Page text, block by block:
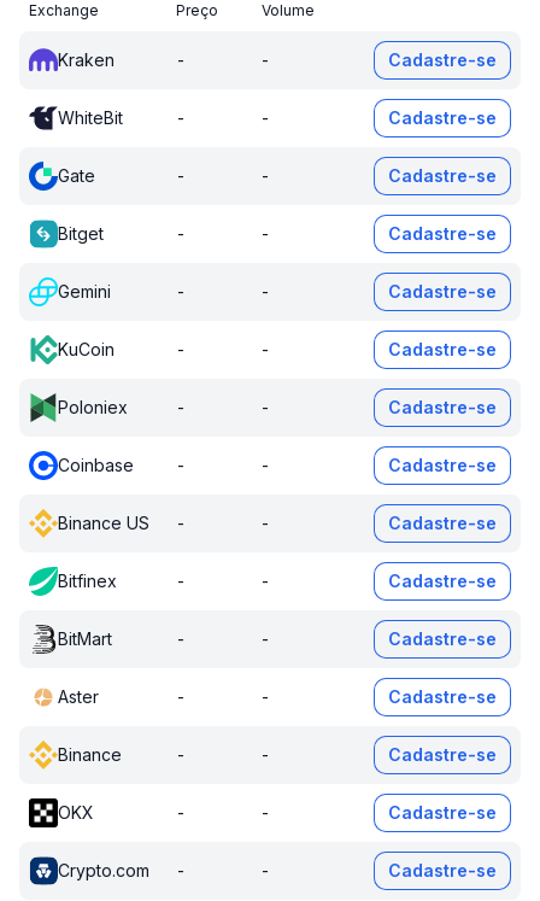
Exchange Preço Volume
Kraken - - Cadastre-se
WhiteBit - - Cadastre-se
Gate - - Cadastre-se
Bitget - - Cadastre-se
Gemini - - Cadastre-se
KuCoin - - Cadastre-se
Poloniex - - Cadastre-se
Coinbase - - Cadastre-se
Binance US - - Cadastre-se
Bitfinex - - Cadastre-se
BitMart - - Cadastre-se
Aster - - Cadastre-se
Binance - - Cadastre-se
OKX - - Cadastre-se
Crypto.com - - Cadastre-se